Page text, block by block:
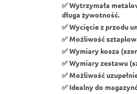
✅Wytrzymała
długa żywotność.
✅Wycięcie z przodu
✅ Możliwość
✅Wymiary kosza
✅Wymiary zestawu
✅ Możliwość
✅ Idealny do